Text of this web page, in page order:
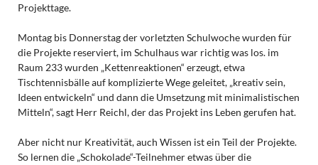
Projekttage.
Montag bis Donnerstag der vorletzten Schulwoche wurden für
die Projekte reserviert, im Schulhaus war richtig was los. im
Raum 233 wurden „Kettenreaktionen“ erzeugt, etwa
Tischtennisbälle auf komplizierte Wege geleitet, „kreativ sein,
Ideen entwickeln“ und dann die Umsetzung mit minimalistischen
Mitteln“, sagt Herr Reichl, der das Projekt ins Leben gerufen hat.
Aber nicht nur Kreativität, auch Wissen ist ein Teil der Projekte.
So lernen die „Schokolade“-Teilnehmer etwas über die